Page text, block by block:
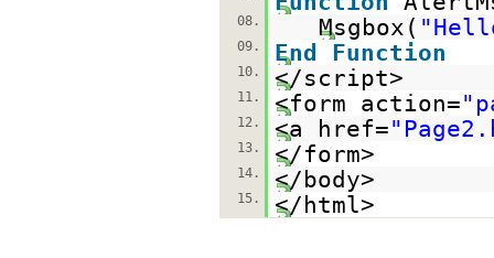
08. Msgbox(
09. End Function
10. </script>
11. <form action=
12. <a href=
13. </form>
14. </body>
15. </html>